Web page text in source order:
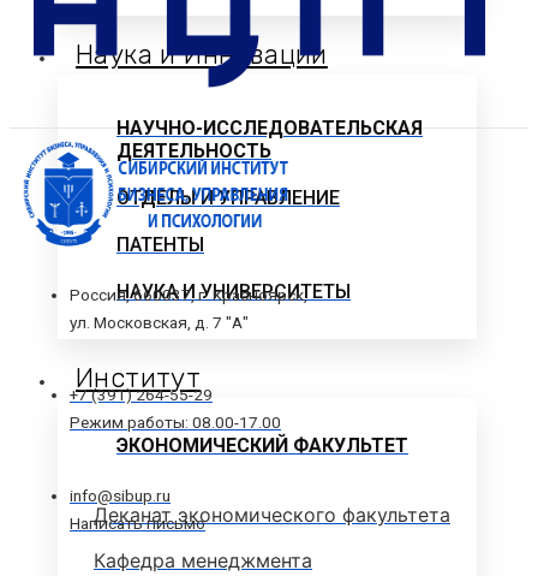
Наука и Инновации
НАУЧНО-ИССЛЕДОВАТЕЛЬСКАЯ
ДЕЯТЕЛЬНОСТЬ
ОТДЕЛЫ И УПРАВЛЕНИЕ
ПАТЕНТЫ
НАУКА И УНИВЕРСИТЕТЫ
Институт
ЭКОНОМИЧЕСКИЙ ФАКУЛЬТЕТ
Деканат экономического факультета
Кафедра менеджмента
Россия, 660037, г. Красноярск,
ул. Московская, д. 7 "А"
+7 (391) 264-55-29
Режим работы: 08.00-17.00
info@sibup.ru
Написать письмо